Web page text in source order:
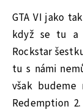
GTA VI jako
když se tu a
Rockstar
tu s námi
však budeme
Redemption